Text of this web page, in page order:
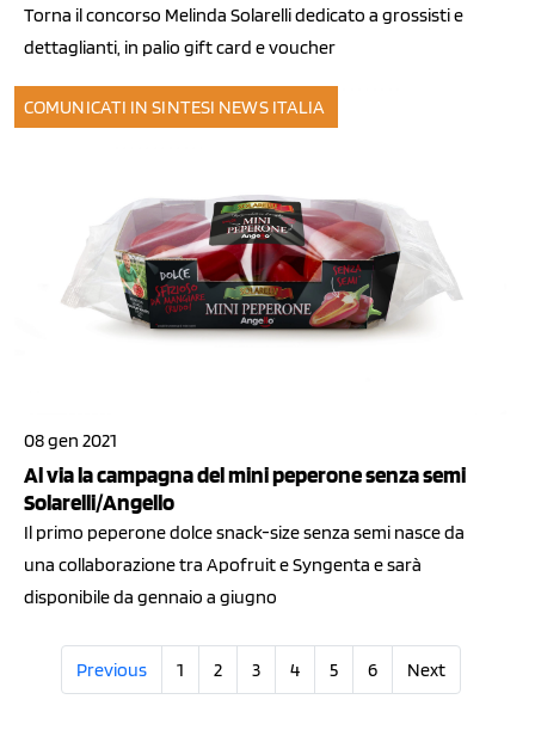
Torna il concorso Melinda Solarelli dedicato a grossisti e
dettaglianti, in palio gift card e voucher
COMUNICATI IN SINTESI NEWS ITALIA
08 gen 2021
Al via la campagna del mini peperone senza semi
Solarelli/Angello
Il primo peperone dolce snack-size senza semi nasce da
una collaborazione tra Apofruit e Syngenta e sarà
disponibile da gennaio a giugno
Previous 1 2 3 4 5 6 Next